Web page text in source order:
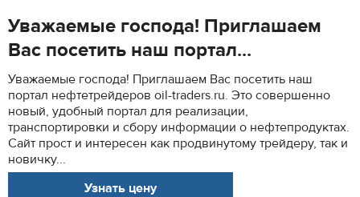
Уважаемые господа! Приглашаем
Вас посетить наш портал...
Уважаемые господа! Приглашаем Вас посетить наш
портал нефтетрейдеров oil-traders.ru. Это совершенно
новый, удобный портал для реализации,
транспортировки и сбору информации о нефтепродуктах.
Сайт прост и интересен как продвинутому трейдеру, так и
новичку...
Узнать цену